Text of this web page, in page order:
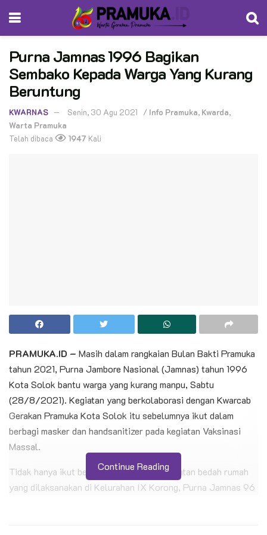
Purna Jamnas 1996 Bagikan
Sembako Kepada Warga Yang Kurang
Beruntung
KWARNAS Senin, 30 Agu 2021 / Info Pramuka, Kwarda,
Warta Pramuka
Telah dibaca
1947 Kali
PRAMUKA.ID – Masih dalam rangkaian Bulan Bakti Pramuka
tahun 2021, Purna Jambore Nasional (Jamnas) tahun 1996
Kota Solok bantu warga yang kurang manpu, Sabtu
(28/8/2021). Kegiatan yang berkolaborasi dengan Kwarcab
Gerakan Pramuka Kota Solok itu sebelumnya ikut dalam
berbagi masker dan handsanitizer pada kegiatan Vaksinasi
Massal.
Tidak hanya ikut berpartisipasi dalam kegiatan bedah rumah
yang dilaksanakan di Kelurahan IX Korong, Purna Jamnas 96
Continue Reading